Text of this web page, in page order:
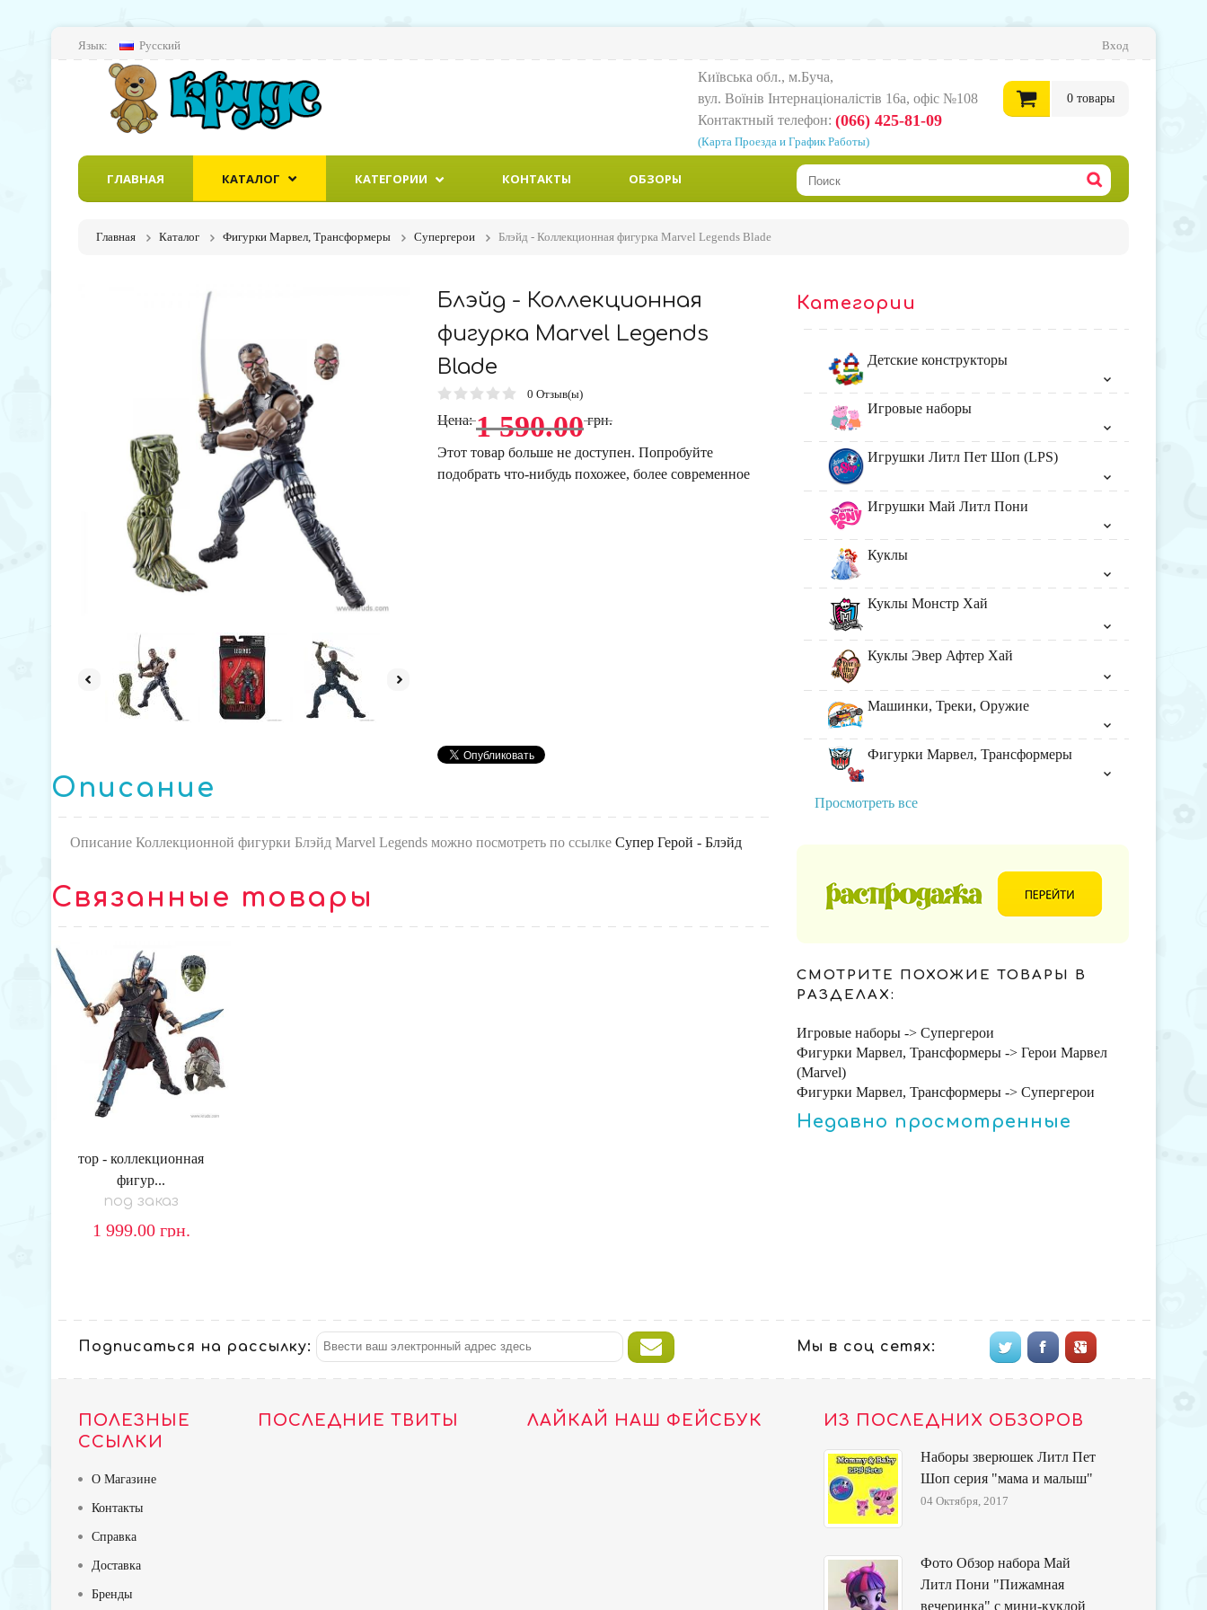
Язык: Русский Вход
Київська обл., м.Буча,
вул. Воїнiв Iнтернацiоналiстiв 16а, офіс №108
Контактный телефон: (066) 425-81-09
(Карта Проезда и График Работы)
0товары
ГЛАВНАЯ КАТАЛОГ КАТЕГОРИИ КОНТАКТЫ ОБЗОРЫ
Главная Каталог Фигурки Марвел, Трансформеры Супергерои Блэйд - Коллекционная фигурка Marvel Legends Blade
Блэйд - Коллекционная
фигурка Marvel Legends
Blade
0 Отзыв(ы)
Цена: 1 590.00 грн.
Этот товар больше не доступен. Попробуйте
подобрать что-нибудь похожее, более современное
Описание
Описание Коллекционной фигурки Блэйд Marvel Legends можно посмотреть по ссылке Супер Герой - Блэйд
Связанные товары
тор - коллекционная
фигур...
под заказ
1 999.00 грн.
Категории
Детские конструкторы
Игровые наборы
Игрушки Литл Пет Шоп (LPS)
Игрушки Май Литл Пони
Куклы
Куклы Монстр Хай
Куклы Эвер Афтер Хай
Машинки, Треки, Оружие
Фигурки Марвел, Трансформеры
Просмотреть все
СМОТРИТЕ ПОХОЖИЕ ТОВАРЫ В
РАЗДЕЛАХ:
Игровые наборы -> Супергерои
Фигурки Марвел, Трансформеры -> Герои Марвел
(Marvel)
Фигурки Марвел, Трансформеры -> Супергерои
Недавно просмотренные
Подписаться на рассылку: Мы в соц сетях:
ПОЛЕЗНЫЕ
ССЫЛКИ
О Магазине
Контакты
Справка
Доставка
Бренды
ПОСЛЕДНИЕ ТВИТЫ ЛАЙКАЙ НАШ ФЕЙСБУК ИЗ ПОСЛЕДНИХ ОБЗОРОВ
Наборы зверюшек Литл Пет
Шоп серия "мама и малыш"
04 Октября, 2017
Фото Обзор набора Май
Литл Пони "Пижамная
вечеринка" с мини-куклой